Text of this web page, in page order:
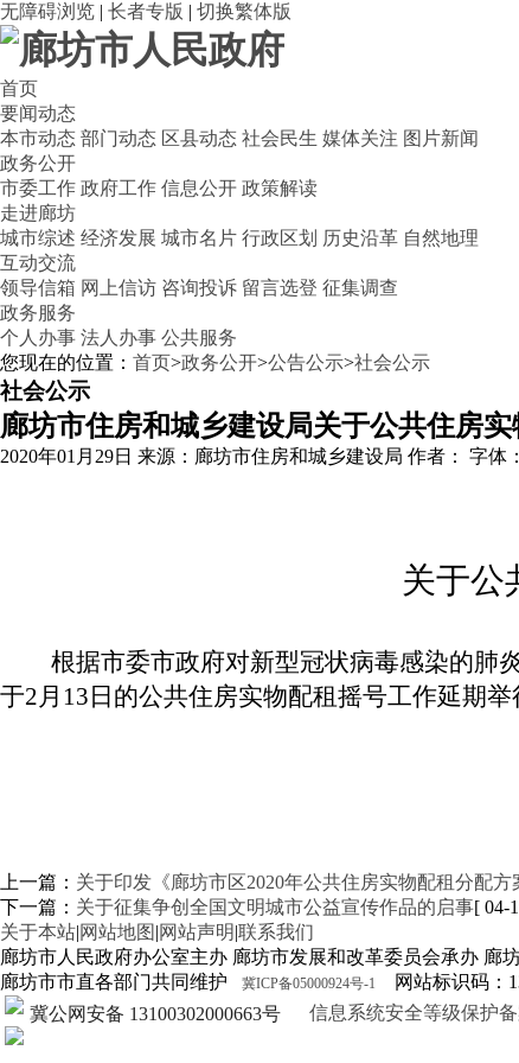
无障碍浏览 | 长者专版 | 切换繁体版
首页
要闻动态
本市动态 部门动态 区县动态 社会民生 媒体关注 图片新闻
政务公开
市委工作 政府工作 信息公开 政策解读
走进廊坊
城市综述 经济发展 城市名片 行政区划 历史沿革 自然地理
互动交流
领导信箱 网上信访 咨询投诉 留言选登 征集调查
政务服务
个人办事 法人办事 公共服务
您现在的位置： 首页>政务公开>公告公示>社会公示
社会公示
廊坊市住房和城乡建设局关于公共住房
2020年01月29日 来源：廊坊市住房和城乡建设局 作者： 字体
关于公
根据市委市政府对新型冠状病毒感染的肺
于2月 13 日的公共住房实物配租摇号工作延期举
上一篇： 关于印发《廊坊市区2020年公共住房实物配租分配方
下一篇： 关于征集争创全国文明城市公益宣传作品的启事[ 04-
关于本站|网站地图 |网站声明|联系我们
廊坊市人民政府办公室主办 廊坊市发展和改革委员会承办 廊
廊坊市市直各部门共同维护
冀ICP备05000924号-1
网站标识码：
冀公网安备 13100302000663号
信息系统安全等级保护备